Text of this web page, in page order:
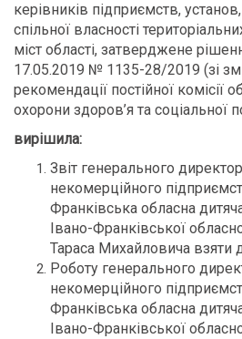
керівників підприємств,
спільної власності
міст області, затверджене
17.05.2019 № 1135-28/2019 (зі
рекомендації постійної комісії
охорони здоров’я та соціальної
вирішила:
Звіт генерального
некомерційного
Франківська обласна
Івано-Франківської
Тараса Михайловича взяти
Роботу генерального
некомерційного
Франківська обласна
Івано-Франківської